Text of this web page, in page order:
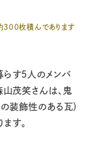
300枚積んであります
す５人のメンバ
山茂笑さんは、鬼
装飾性のある瓦）
す。